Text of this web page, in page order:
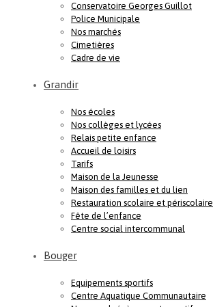
Conservatoire Georges Guillot
Police Municipale
Nos marchés
Cimetières
Cadre de vie
Grandir
Nos écoles
Nos collèges et lycées
Relais petite enfance
Accueil de loisirs
Tarifs
Maison de la Jeunesse
Maison des familles et du lien
Restauration scolaire et périscolaire
Fête de l’enfance
Centre social intercommunal
Bouger
Equipements sportifs
Centre Aquatique Communautaire